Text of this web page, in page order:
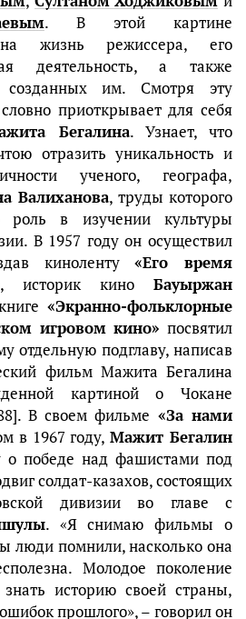
. В этой картине
жизнь режиссера, его
деятельность, а также
созданных им. Смотря эту
приоткрывает для себя
Бегалина. Узнает, что
отразить уникальность и
ученого, географа,
Валиханова, труды которого
роль в изучении культуры
В 1957 году он осуществил
киноленту«Его время
историк кино Бауыржан
«Экранно-фольклорные
игровом кино» посвятил
отдельную подглаву, написав
фильм Мажита Бегалина
картиной о Чокане
В своем фильме «За нами
в 1967 году,Мажит Бегалин
о победе над фашистами под
солдат-казахов, состоящих
дивизии во главе с
. «Я снимаю фильмы о
люди помнили, насколько она
Молодое поколение
историю своей страны,
прошлого», – говорил он